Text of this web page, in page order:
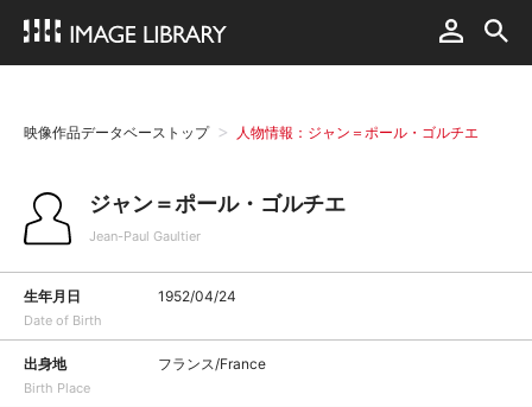
映像作品データベーストップ 人物情報：ジャン＝ポール・ゴルチエ
ジャン＝ポール・ゴルチエ
Jean-Paul Gaultier
生年月日
Date of Birth
1952/04/24
出身地
Birth Place
フランス/France